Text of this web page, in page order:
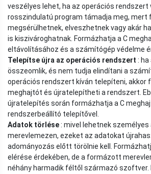
veszélyes lehet, ha az operációs rendszert
rosszindulatú program támadja meg, mert
megsérülhetnek, elveszhetnek vagy akár
is kiszivároghatnak. Formázhatja a C
eltávolításához és a számítógép védelme
Telepítse újra az operációs rendszert :
összeomlik, és nem tudja elindítani a
operációs rendszert kíván telepíteni, akkor
meghajtót és újratelepítheti a rendszert.
újratelepítés során formázhatja a C
rendszerbeállító telepítővel.
Adatok törlése: mivel lehetnek személyes
merevlemezen, ezeket az adatokat
adományozás előtt törölnie kell.
elérése érdekében, de a formázott
néhány harmadik féltől származó szoftver.